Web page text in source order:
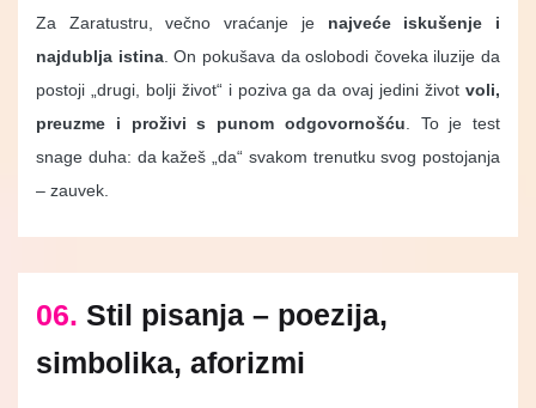
Za Zaratustru, večno vraćanje je najveće iskušenje i
najdublja istina. On pokušava da oslobodi čoveka iluzije da
postoji „drugi, bolji život“ i poziva ga da ovaj jedini život voli,
preuzme i proživi s punom odgovornošću . To je test
snage duha: da kažeš „da“ svakom trenutku svog postojanja
– zauvek.
06. Stil pisanja – poezija,
simbolika, aforizmi